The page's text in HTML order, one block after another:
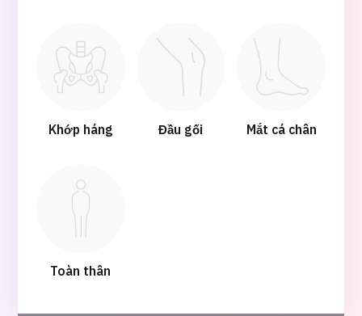
Khớp háng Đầu gối Mắt cá chân
Toàn thân